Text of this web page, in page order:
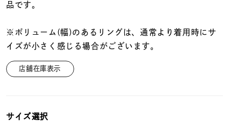
レディース
リングサイズ
～
メンズ
品です。
※ボリューム(幅)のあるリングは、通常より着用時にサ
イズが小さく感じる場合がございます。
店舗在庫表示
サイズ選択